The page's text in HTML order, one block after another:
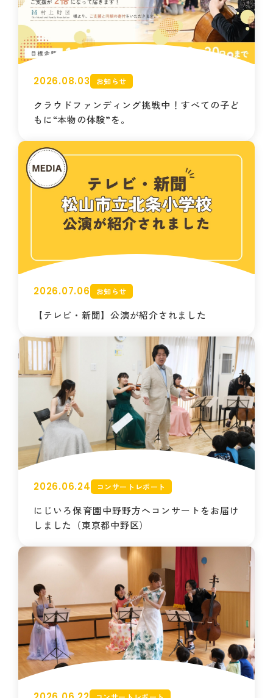
2026.08.03 お知らせ
クラウドファンディング挑戦中！すべての子ど
もに“本物の体験”を。
2026.07.06 お知らせ
【テレビ・新聞】公演が紹介されました
2026.06.24 コンサートレポート
にじいろ保育園中野野方へコンサートをお届け
しました（東京都中野区）